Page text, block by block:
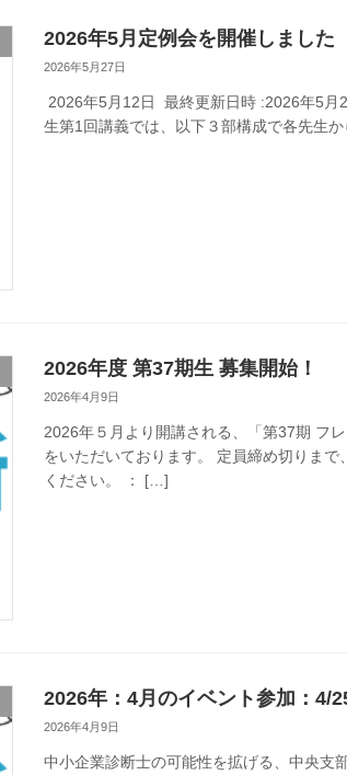
2026年5月定例会を開催しました
2026年5月27日
2026年5月12日 最終更新日時 :2026年5月
生第1回講義では、以下３部構成で各先生
2026年度 第37期生 募集開始！
2026年4月9日
2026年５月より開講される、「第37期 フ
をいただいております。 定員締め切りま
ください。 ： […]
2026年：4月のイベント参加：4/
2026年4月9日
中小企業診断士の可能性を拡げる、中央支